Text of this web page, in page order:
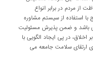
از مردم در برابر انواع
استفاده از سیستم مشاوره
باشد و ضمن پذیرش مسئولیت
در پی ایجاد الگویی با
ارتقای سلامت جامعه می